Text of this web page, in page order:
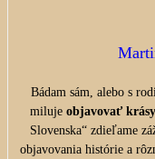
Bádam sám, alebo s
miluje objavovať
Slovenska“ zdieľame
objavovania histórie a